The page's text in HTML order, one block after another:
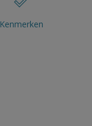
Kenmerken